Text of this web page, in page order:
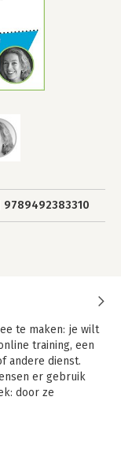
9789492383310
te maken: je wilt
training, een
andere dienst.
er gebruik
door ze